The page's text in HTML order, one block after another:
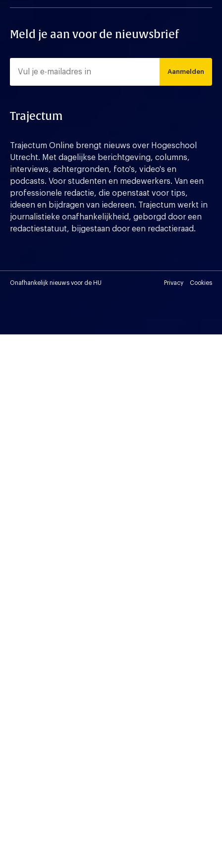
Meld je aan voor de nieuwsbrief
Aanmelden
Trajectum
Trajectum Online brengt nieuws over Hogeschool
Utrecht. Met dagelijkse berichtgeving, columns,
interviews, achtergronden, foto's, video's en
podcasts. Voor studenten en medewerkers. Van een
professionele redactie, die openstaat voor tips,
ideeen en bijdragen van iedereen. Trajectum werkt in
journalistieke onafhankelijkheid, geborgd door een
redactiestatuut, bijgestaan door een redactieraad.
Onafhankelijk nieuws voor de HU Privacy Cookies